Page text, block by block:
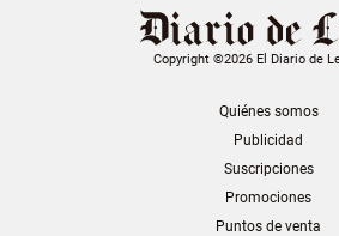
Copyright ©2026 El Diario de
Quiénes somos
Publicidad
Suscripciones
Promociones
Puntos de venta